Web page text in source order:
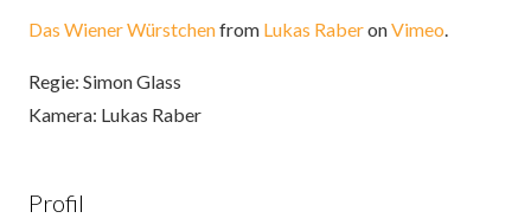
Das Wiener Würstchenfrom Lukas RaberonVimeo.
Regie: Simon Glass
Kamera: Lukas Raber
Profil